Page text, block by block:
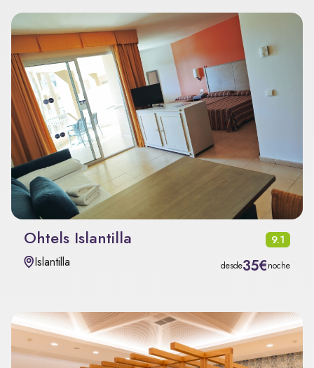
Ohtels Islantilla 9.1
Islantilla desde35€noche